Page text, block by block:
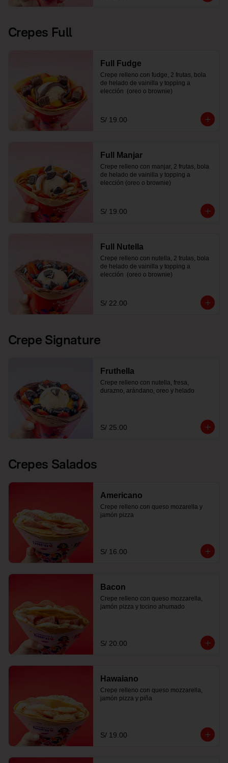
Crepes Full
Full Fudge
Crepe relleno con fudge, 2 frutas, bola
de helado de vainilla y topping a
elección  (oreo o brownie)
S/ 19.00
Full Manjar
Crepe relleno con manjar, 2 frutas, bola
de helado de vainilla y topping a
elección (oreo o brownie)
S/ 19.00
Full Nutella
Crepe relleno con nutella, 2 frutas, bola
de helado de vainilla y topping a
elección  (oreo o brownie)
S/ 22.00
Crepe Signature
Fruthella
Crepe relleno con nutella, fresa,
durazno, arándano, oreo y helado
S/ 25.00
Crepes Salados
Americano
Crepe relleno con queso mozarella y
jamón pizza
S/ 16.00
Bacon
Crepe relleno con queso mozzarella,
jamón pizza y tocino ahumado
S/ 20.00
Hawaiano
Crepe relleno con queso mozzarella,
jamón pizza y piña
S/ 19.00